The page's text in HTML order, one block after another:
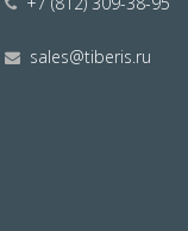
sales@tiberis.ru